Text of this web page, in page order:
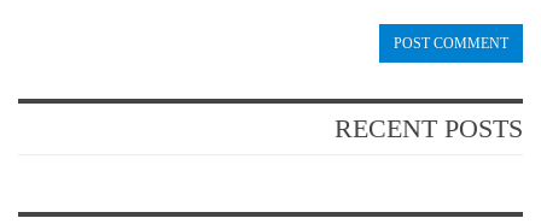
RECENT POSTS